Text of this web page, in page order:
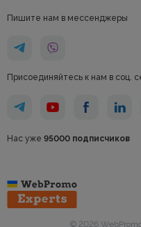
Пишите нам в мессенджеры
Присоединяйтесь к нам в соц.
Нас уже 95000 подписчиков
© 2026